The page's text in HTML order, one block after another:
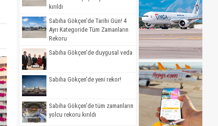
kırıldı
Sabiha Gökçen'de Tarihi Gün! 4
Ayrı Kategoride Tüm Zamanların
Rekoru
Sabiha Gökçen'de duygusal veda
Sabiha Gökçen'de yeni rekor!
Sabiha Gökçen’de tüm zamanların
yolcu rekoru kırıldı